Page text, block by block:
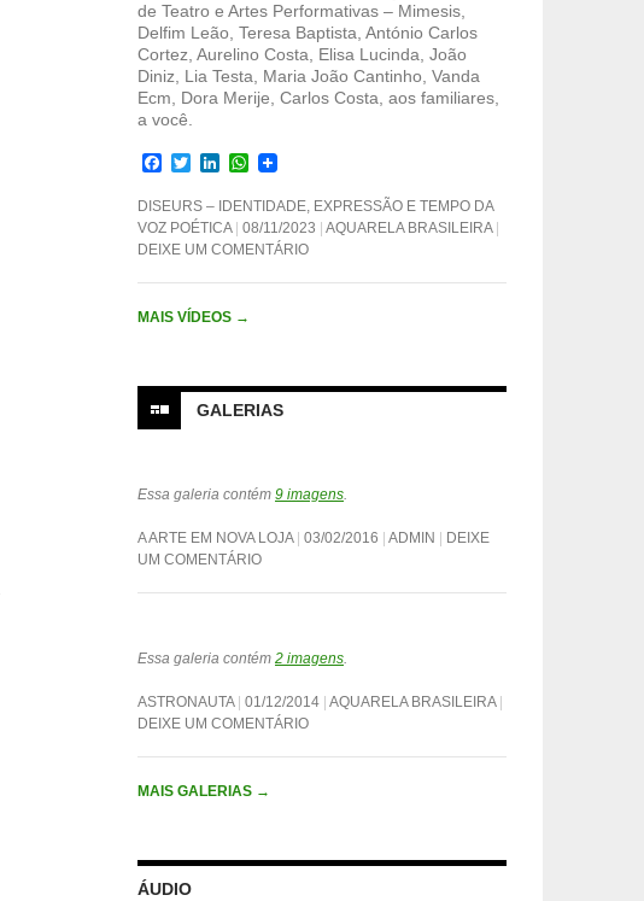
de Teatro e Artes Performativas – Mimesis,
Delfim Leão, Teresa Baptista, António Carlos
Cortez, Aurelino Costa, Elisa Lucinda, João
Diniz, Lia Testa, Maria João Cantinho, Vanda
Ecm, Dora Merije, Carlos Costa, aos familiares,
a você.
F
c
e
b
o
o
T
i
t
t
e
r
L
n
k
e
d
I
W
a
t
s
A
p
DISEURS – IDENTIDADE, EXPRESSÃO E TEMPO DA
VOZ POÉTICA
08/11/2023
AQUARELA BRASILEIRA
DEIXE UM COMENTÁRIO
MAIS VÍDEOS →
GALERIAS
Essa galeria contém 9 imagens
A ARTE EM NOVA LOJA 03/02/2016 ADMIN
DEIXE
UM COMENTÁRIO
Essa galeria contém 2 imagens
ASTRONAUTA 01/12/2014 AQUARELA BRASILEIRA
DEIXE UM COMENTÁRIO
MAIS GALERIAS →
ÁUDIO